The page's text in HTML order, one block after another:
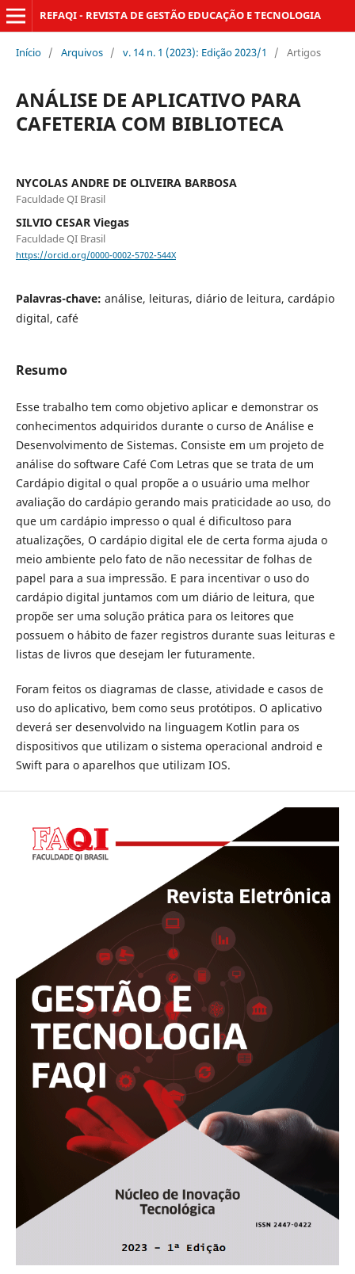
REFAQI - REVISTA DE GESTÃO EDUCAÇÃO E TECNOLOGIA
Início / Arquivos / v. 14 n. 1 (2023): Edição 2023/1 / Artigos
ANÁLISE DE APLICATIVO PARA
CAFETERIA COM BIBLIOTECA
NYCOLAS ANDRE DE OLIVEIRA BARBOSA
Faculdade QI Brasil
SILVIO CESAR Viegas
Faculdade QI Brasil
https://orcid.org/0000-0002-5702-544X
Palavras-chave: análise, leituras, diário de leitura, cardápio
digital, café
Resumo
Esse trabalho tem como objetivo aplicar e demonstrar os
conhecimentos adquiridos durante o curso de Análise e
Desenvolvimento de Sistemas. Consiste em um projeto de
análise do software Café Com Letras que se trata de um
Cardápio digital o qual propõe a o usuário uma melhor
avaliação do cardápio gerando mais praticidade ao uso, do
que um cardápio impresso o qual é dificultoso para
atualizações, O cardápio digital ele de certa forma ajuda o
meio ambiente pelo fato de não necessitar de folhas de
papel para a sua impressão. E para incentivar o uso do
cardápio digital juntamos com um diário de leitura, que
propõe ser uma solução prática para os leitores que
possuem o hábito de fazer registros durante suas leituras e
listas de livros que desejam ler futuramente.
Foram feitos os diagramas de classe, atividade e casos de
uso do aplicativo, bem como seus protótipos. O aplicativo
deverá ser desenvolvido na linguagem Kotlin para os
dispositivos que utilizam o sistema operacional android e
Swift para o aparelhos que utilizam IOS.